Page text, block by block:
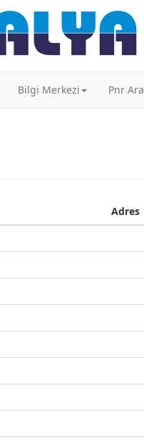
Bilgi Merkezi Pnr Ara
Adres